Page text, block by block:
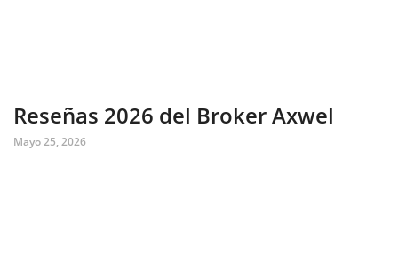
Reseñas 2026 del Broker Axwel
Mayo 25, 2026